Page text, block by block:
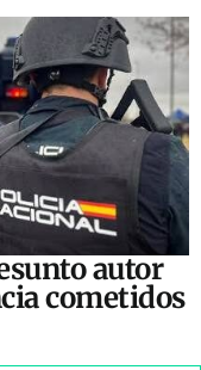
autor
cometidos